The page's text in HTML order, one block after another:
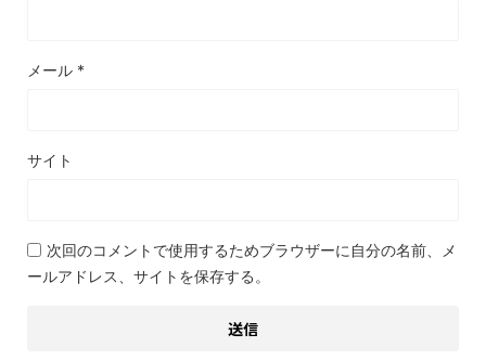
メール *
サイト
次回のコメントで使用するためブラウザーに自分の名前、メ
ールアドレス、サイトを保存する。